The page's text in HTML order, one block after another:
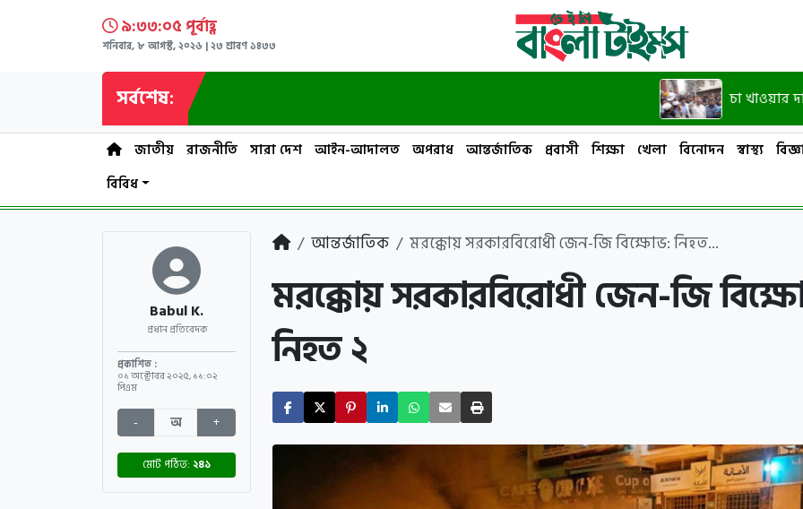
৯:৩৩:০৫ পূর্বাহ্ণ
শনিবার, ৮ আগস্ট, ২০২৬ | ২৩ শ্রাবণ ১৪৩৩
সর্বশেষ: চা খাওয়ার
জাতীয় রাজনীতি সারা দেশ আইন-আদালত অপরাধ আন্তর্জাতিক প্রবাসী শিক্ষা খেলা বিনোদন স্বাস্থ্য
বিবিধ
Babul K.
প্রধান প্রতিবেদক
প্রকাশিত :
০১ অক্টোবর ২০২৫,১১:০২
পিএম
- অ +
মোট পঠিত: ২৪১
আন্তর্জাতিক মরক্কোয় সরকারবিরোধী জেন-জি বিক্ষোভ: নিহত...
মরক্কোয় সরকারবিরোধী জেন-জি
নিহত ২